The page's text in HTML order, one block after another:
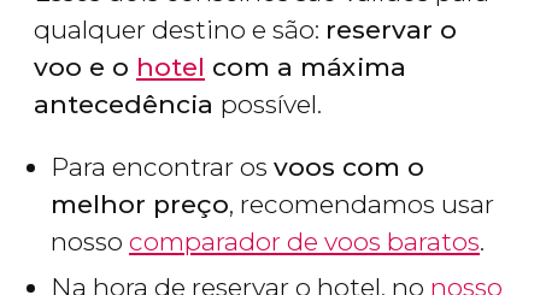
qualquer destino e são: reservar o
voo e o hotel com a máxima
antecedência possível.
Para encontrar os voos com o
melhor preço, recomendamos usar
nosso comparador de voos baratos.
Na hora de reservar o hotel, no nosso